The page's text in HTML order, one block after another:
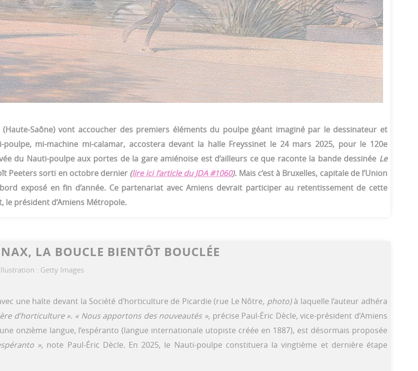
Saône) vont accoucher des premiers éléments du poulpe géant imaginé par le dessinateur et
poulpe, mi-machine mi-calamar, accostera devant la halle Freyssinet le 24 mars 2025, pour le 120e
du Nauti-poulpe aux portes de la gare amiénoise est d’ailleurs ce que raconte la bande dessinée Le
Peeters sorti en octobre dernier (lire ici l’article du JDA #1060). Mais c’est à Bruxelles, capitale de l’Union
exposé en fin d’année. Ce partenariat avec Amiens devrait participer au retentissement de cette
le président d’Amiens Métropole.
LA BOUCLE BIENTÔT BOUCLÉE
une halte devant la Société d’horticulture de Picardie (rue Le Nôtre, photo)à laquelle l’auteur adhéra
d’horticulture ». « Nous apportons des nouveautés », précise Paul-Éric Dècle, vice-président d’Amiens
onzième langue, l’espéranto (langue internationale utopiste créée en 1887), est désormais proposée
», note Paul-Éric Dècle. En 2025, le Nauti-poulpe constituera la vingtième et dernière étape